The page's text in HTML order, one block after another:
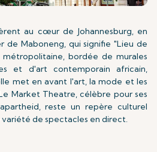
au cœur de Johannesburg, en
de Maboneng, qui signifie "Lieu de
bordée de murales
et d'art contemporain africain,
met en avant l'art, la mode et les
Market Theatre, célèbre pour ses
reste un repère culturel
de spectacles en direct.